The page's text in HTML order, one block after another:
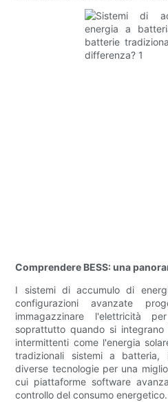
Comprendere BESS: una
I sistemi di accumulo di
configurazioni avanzate
immagazzinare l'elettricità
soprattutto quando si
intermittenti come l'energia
tradizionali sistemi a batteria,
diverse tecnologie per una
cui piattaforme software
controllo del consumo energetico.